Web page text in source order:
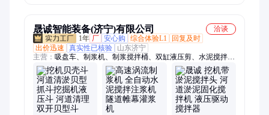
晟诚智能装备(济宁)有限公司
洽谈
1年 厂 安心购 综合体验L1
回复及时
出价迅速
真实性已核验
山东济宁
主营： 吸盘车、制浆机、制浆搅拌桶、双缸液压剪、水泥搅拌
桶、矿灯充电柜、大开口大力剪、玻璃安装机械手